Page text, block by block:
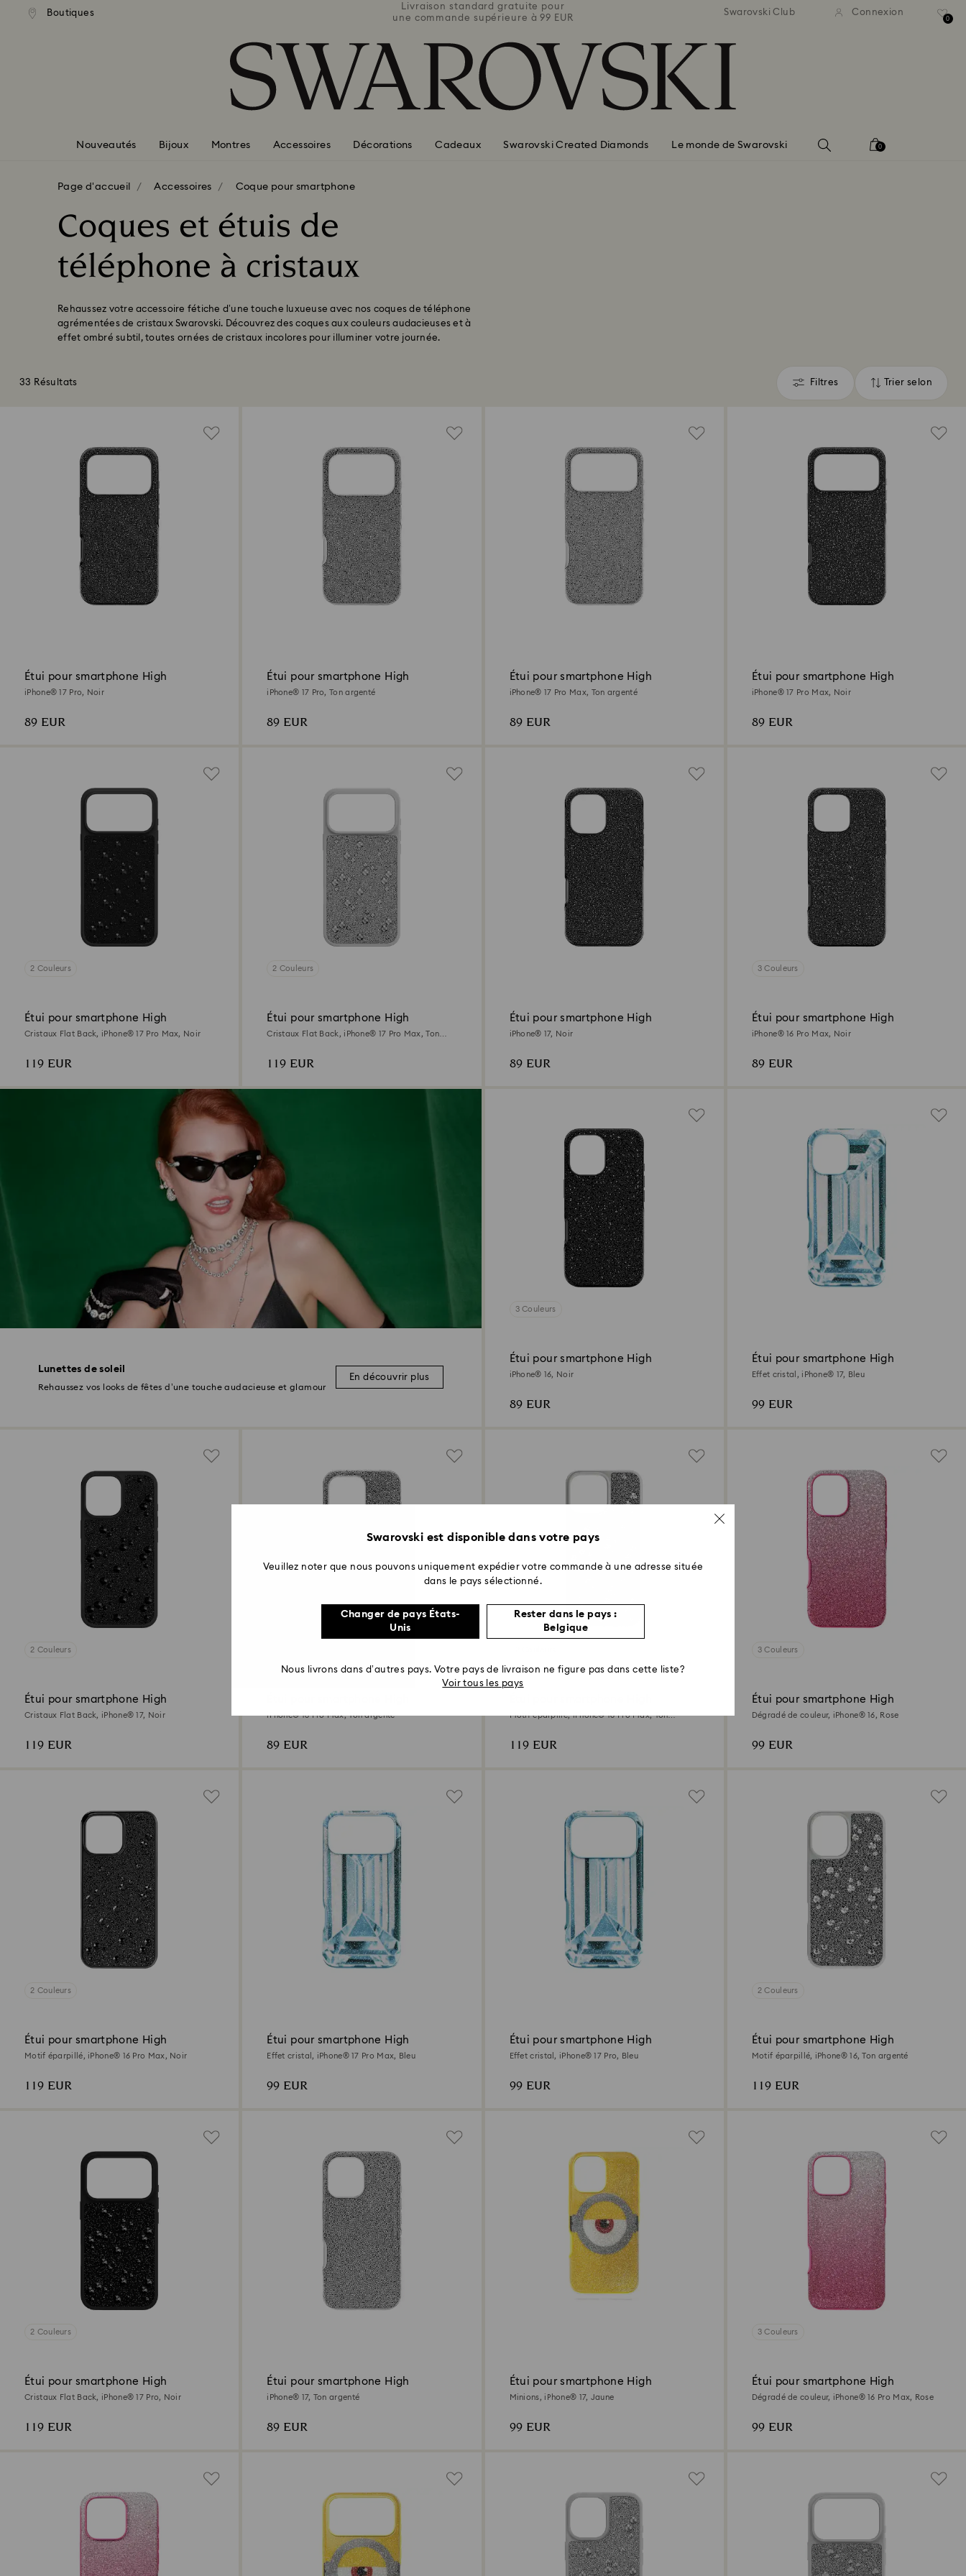
Accesskeys list
Boutiques
standard gratuite pour
supérieure à 99 EUR
Livraison standard gratuite pour
une commande supérieure à 99 EUR
Livraison standard gratuite pour
une commande supérieure à 99 EUR
Livraison standard
une commande supérieure
Swarovski Club Connexion
0
Nouveautés Bijoux Montres Accessoires Décorations Cadeaux Swarovski Created Diamonds Le monde de Swarovski 0
Page d'accueil Accessoires Coque pour smartphone
Coques et étuis de
téléphone à cristaux
Rehaussez votre accessoire fétiche d’une touche luxueuse avec nos coques de téléphone
agrémentées de cristaux Swarovski. Découvrez des coques aux couleurs audacieuses et à
effet ombré subtil, toutes ornées de cristaux incolores pour illuminer votre journée.
33 Résultats Filtres
Filtres Trier selon
Trier
Lunettes de soleil
Rehaussez vos looks de fêtes d’une touche audacieuse et glamour
En découvrir plus
Étui pour smartphone High
iPhone® 17 Pro, Noir
89 EUR
Étui pour smartphone High
iPhone® 17 Pro, Ton argenté
89 EUR
Étui pour smartphone High
iPhone® 17 Pro Max, Ton argenté
89 EUR
Étui pour smartphone High
iPhone® 17 Pro Max, Noir
89 EUR
2 Couleurs
Étui pour smartphone High
Cristaux Flat Back, iPhone® 17 Pro Max, Noir
119 EUR
2 Couleurs
Étui pour smartphone High
Cristaux Flat Back, iPhone® 17 Pro Max, Ton
119 EUR
Étui pour smartphone High
iPhone® 17, Noir
89 EUR
3 Couleurs
Étui pour smartphone High
iPhone® 16 Pro Max, Noir
89 EUR
3 Couleurs
Étui pour smartphone High
iPhone® 16, Noir
89 EUR
Étui pour smartphone High
Effet cristal, iPhone® 17, Bleu
99 EUR
2 Couleurs
Étui pour smartphone High
Cristaux Flat Back, iPhone® 17, Noir
119 EUR
iPhone® 16 Pro Max, Ton argenté
89 EUR
Motif éparpillé, iPhone® 16 Pro Max, Ton
119 EUR
3 Couleurs
Étui pour smartphone High
Dégradé de couleur, iPhone® 16, Rose
99 EUR
2 Couleurs
Étui pour smartphone High
Motif éparpillé, iPhone® 16 Pro Max, Noir
119 EUR
Étui pour smartphone High
Effet cristal, iPhone® 17 Pro Max, Bleu
99 EUR
Étui pour smartphone High
Effet cristal, iPhone® 17 Pro, Bleu
99 EUR
2 Couleurs
Étui pour smartphone High
Motif éparpillé, iPhone® 16, Ton argenté
119 EUR
2 Couleurs
Étui pour smartphone High
Cristaux Flat Back, iPhone® 17 Pro, Noir
119 EUR
Étui pour smartphone High
iPhone® 17, Ton argenté
89 EUR
Étui pour smartphone High
Minions, iPhone® 17, Jaune
99 EUR
3 Couleurs
Étui pour smartphone High
Dégradé de couleur, iPhone® 16 Pro Max, Rose
99 EUR
Swarovski est disponible dans votre pays
Veuillez noter que nous pouvons uniquement expédier votre commande à une adresse située
dans le pays sélectionné.
Changer de pays États-
Unis
Rester dans le pays :
Belgique
Nous livrons dans d’autres pays. Votre pays de livraison ne figure pas dans cette liste?
Voir tous les pays